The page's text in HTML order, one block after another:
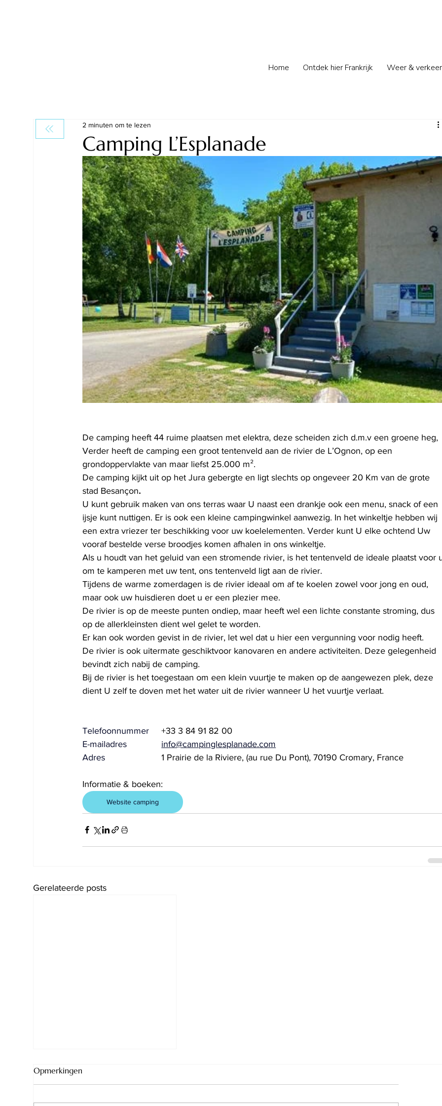
Home Ontdek hier Frankrijk Weer & verkeer
Camping L’Esplanade
2 minuten om te lezen
De camping heeft 44 ruime plaatsen met elektra, deze scheiden zich d.m.v een groene heg,
Verder heeft de camping een groot tentenveld aan de rivier de L’Ognon, op een
grondoppervlakte van maar liefst 25.000 m².
De camping kijkt uit op het Jura gebergte en ligt slechts op ongeveer 20 Km van de grote
stad Besançon.
U kunt gebruik maken van ons terras waar U naast een drankje ook een menu, snack of een
ijsje kunt nuttigen. Er is ook een kleine campingwinkel aanwezig. In het winkeltje hebben wij
een extra vriezer ter beschikking voor uw koelelementen. Verder kunt U elke ochtend Uw
vooraf bestelde verse broodjes komen afhalen in ons winkeltje.
Als u houdt van het geluid van een stromende rivier, is het tentenveld de ideale plaatst voor
om te kamperen met uw tent, ons tentenveld ligt aan de rivier.
Tijdens de warme zomerdagen is de rivier ideaal om af te koelen zowel voor jong en oud,
maar ook uw huisdieren doet u er een plezier mee.
De rivier is op de meeste punten ondiep, maar heeft wel een lichte constante stroming, dus
op de allerkleinsten dient wel gelet te worden.
Er kan ook worden gevist in de rivier, let wel dat u hier een vergunning voor nodig heeft.
De rivier is ook uitermate geschiktvoor kanovaren en andere activiteiten. Deze gelegenheid
bevindt zich nabij de camping.
Bij de rivier is het toegestaan om een klein vuurtje te maken op de aangewezen plek, deze
dient U zelf te doven met het water uit de rivier wanneer U het vuurtje verlaat.
Telefoonnummer +33 3 84 91 82 00
info@campinglesplanade.com
Adres 1 Prairie de la Riviere, (au rue Du Pont), 70190 Cromary, France
Informatie & boeken:
Website camping
Gerelateerde posts
Camping La Jonquille
Camping La Jonquille. Hoi
Opmerkingen